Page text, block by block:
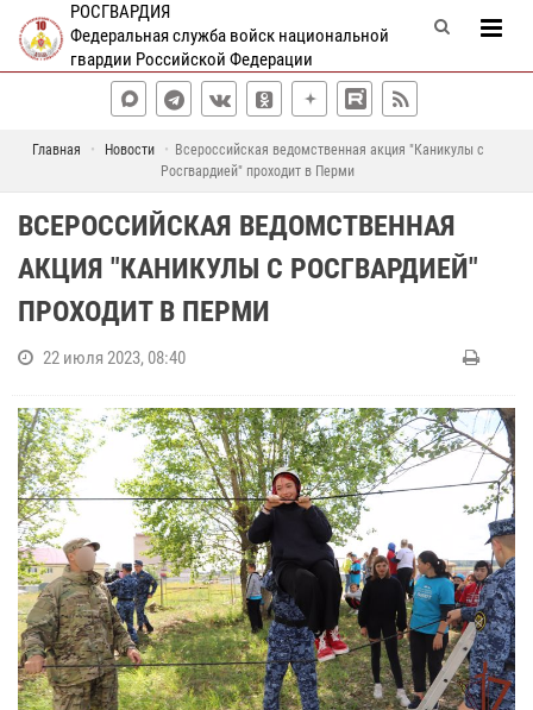
РОСГВАРДИЯ
Федеральная служба войск национальной
гвардии Российской Федерации
Главная Новости
Всероссийская ведомственная акция "Каникулы с
Росгвардией" проходит в Перми
ВСЕРОССИЙСКАЯ ВЕДОМСТВЕННАЯ
АКЦИЯ "КАНИКУЛЫ С РОСГВАРДИЕЙ"
ПРОХОДИТ В ПЕРМИ
22 июля 2023, 08:40